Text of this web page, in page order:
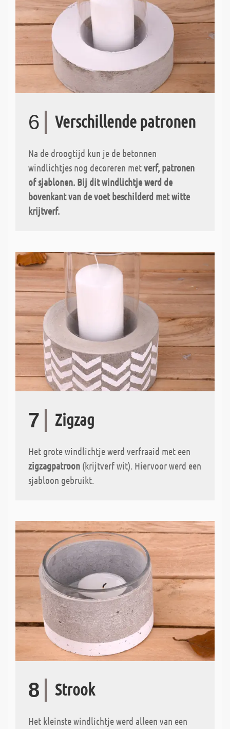
6 Verschillende patronen
Na de droogtijd kun je de betonnen
windlichtjes nog decoreren metverf, patronen
of sjablonen. Bij dit windlichtje werd de
bovenkantvan de voet beschilderd met witte
krijtverf.
7 Zigzag
Het grote windlichtje werd verfraaid met een
zigzagpatroon (krijtverf wit). Hiervoor werd een
sjabloon gebruikt.
8 Strook
Het kleinste windlichtje werd alleen van een